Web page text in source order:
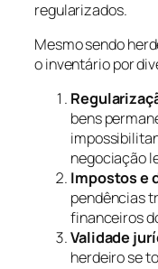
regularizados.
Mesmo sendo
o inventário por
bens
negociação
Impostos e
pendências
financeiros
Validade
herdeiro se